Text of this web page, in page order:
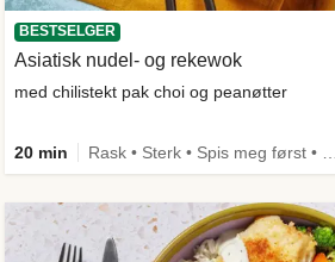
BESTSELGER
Asiatisk nudel- og rekewok
med chilistekt pak choi og peanøtter
20 min